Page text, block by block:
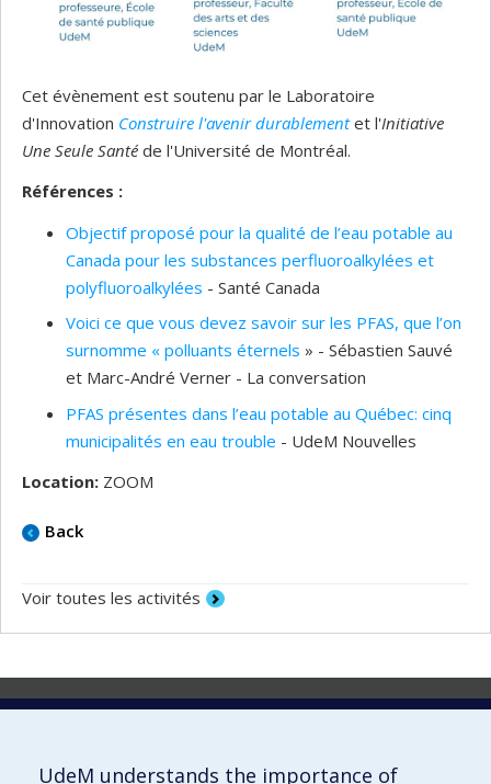
Cet évènement est soutenu par le Laboratoire
d'Innovation Construire l'avenir durablementet l'Initiative
Une Seule Santé de l'Université de Montréal.
Références :
Objectif proposé pour la qualité de l’eau potable au
Canada pour les substances perfluoroalkylées et
polyfluoroalkylées - Santé Canada
Voici ce que vous devez savoir sur les PFAS, que l’on
surnomme « polluants éternels » - Sébastien Sauvé
et Marc-André Verner - La conversation
PFAS présentes dans l’eau potable au Québec: cinq
municipalités en eau trouble - UdeM Nouvelles
Location: ZOOM
Back
Voir toutes les activités
Laboratoire d'innovation
UdeM understands the importance of